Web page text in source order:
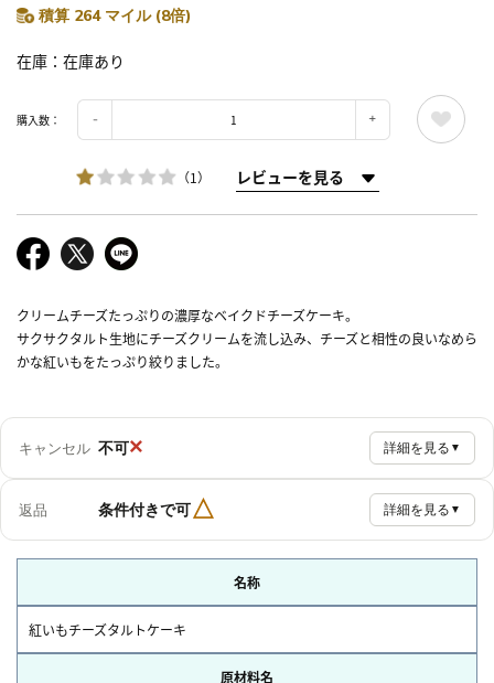
積算 264 マイル (8倍)
在庫 在庫あり
購入数：
（1） レビューを見る
クリームチーズたっぷりの濃厚なベイクドチーズケーキ。
サクサクタルト生地にチーズクリームを流し込み、チーズと相性の良いなめら
かな紅いもをたっぷり絞りました。
キャンセル 不可× 詳細を見る ▼
返品 条件付きで可△ 詳細を見る ▼
名称
紅いもチーズタルトケーキ
原材料名